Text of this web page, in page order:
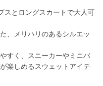
スとロングスカートで大人可
、メリハリのあるシルエッ
すく、スニーカーやミニバ
楽しめるスウェットアイテ